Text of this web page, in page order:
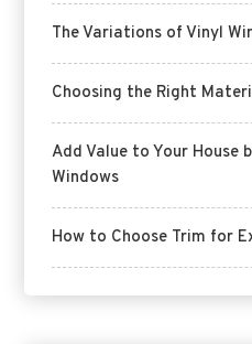
The Variations of Vinyl
Choosing the Right
Add Value to Your House
Windows
How to Choose Trim for